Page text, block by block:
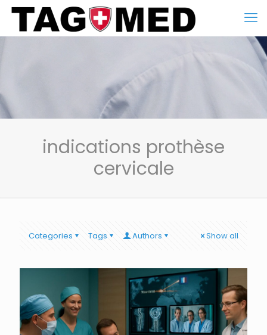
indications prothèse
cervicale
Categories Tags Authors Show all